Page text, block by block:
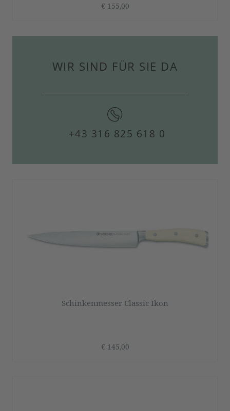
€ 155,00
WIR SIND FÜR SIE DA
+43 316 825 618 0
Schinkenmesser Classic Ikon
€ 145,00